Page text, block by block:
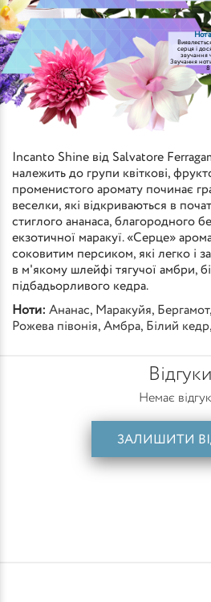
серця і
звучання
Звучання
8
Incanto Shine від Salvatore
належить до групи квіткові,
променистого аромату починає
веселки, які відкриваються в
стиглого ананаса, благородного
екзотичної маракуї. «Серце»
соковитим персиком, які легко і
в м'якому шлейфі тягучої амбри,
підбадьорливого кедра.
Ноти: Ананас, Маракуйя, Бергамот,
Рожева півонія, Амбра, Білий кедр,
Відгуки
Немає
ЗАЛИШИТИ